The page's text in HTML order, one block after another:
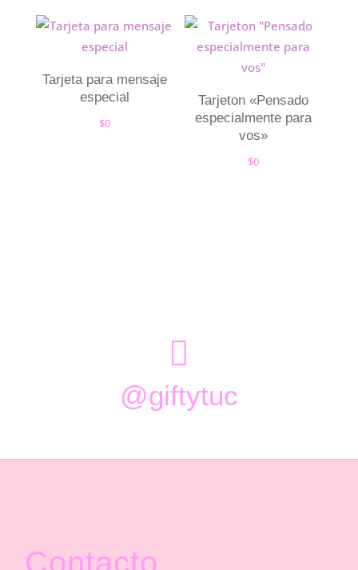
Tarjeta para mensaje
especial
$0
Tarjeton «Pensado
especialmente para
vos»
$0

@giftytuc
Contacto